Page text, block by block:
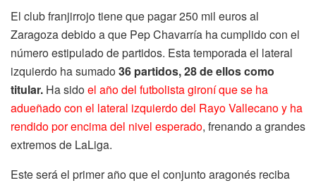
El club franjirrojo tiene que pagar 250 mil euros al
Zaragoza debido a que Pep Chavarría ha cumplido con el
número estipulado de partidos. Esta temporada el lateral
izquierdo ha sumado36 partidos, 28 de ellos como
titular. Ha sidoel año del futbolista gironí que se ha
adueñado con el lateral izquierdo del Rayo Vallecano y ha
rendido por encima del nivel esperado, frenando a grandes
extremos de LaLiga.
Este será el primer año que el conjunto aragonés reciba